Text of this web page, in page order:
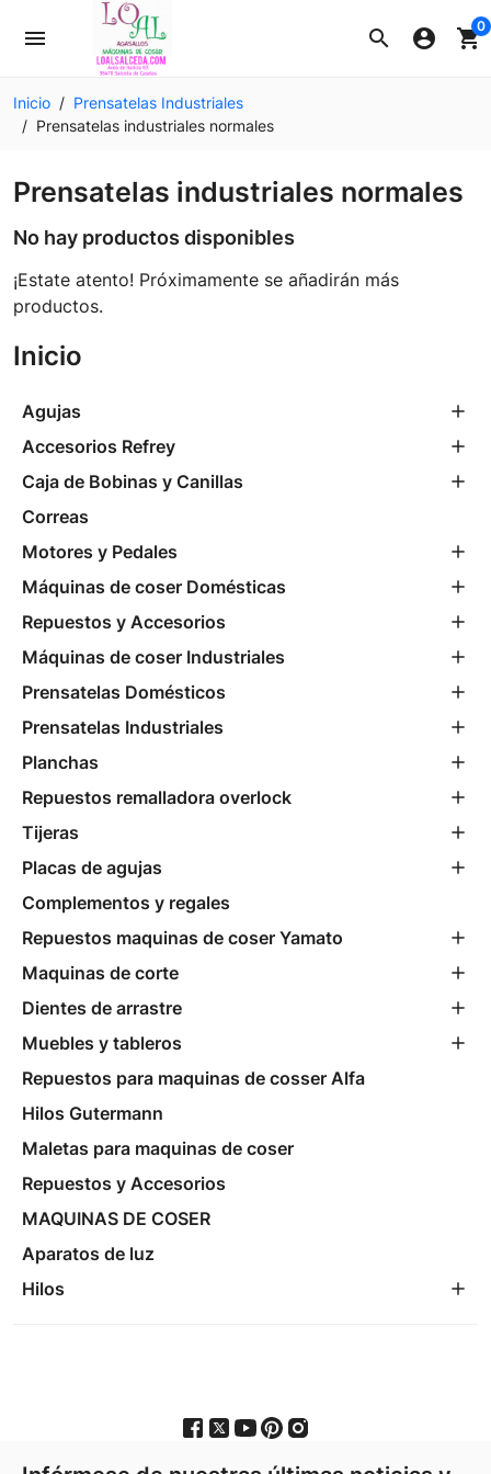
search
menu account_circle shopping_cart0
Inicio
Prensatelas Industriales
Prensatelas industriales normales
Inicio
Agujas
Accesorios Refrey
Caja de Bobinas y Canillas
Correas
Motores y Pedales
Máquinas de coser Domésticas
Repuestos y Accesorios
Máquinas de coser Industriales
Prensatelas Domésticos
Prensatelas Industriales
Planchas
Repuestos remalladora overlock
Tijeras
Placas de agujas
Complementos y regales
Repuestos maquinas de coser Yamato
Maquinas de corte
Dientes de arrastre
Muebles y tableros
Repuestos para maquinas de cosser Alfa
Hilos Gutermann
Maletas para maquinas de coser
Repuestos y Accesorios
MAQUINAS DE COSER
Aparatos de luz
Hilos
Prensatelas industriales normales
No hay productos disponibles
¡Estate atento! Próximamente se añadirán más
productos.